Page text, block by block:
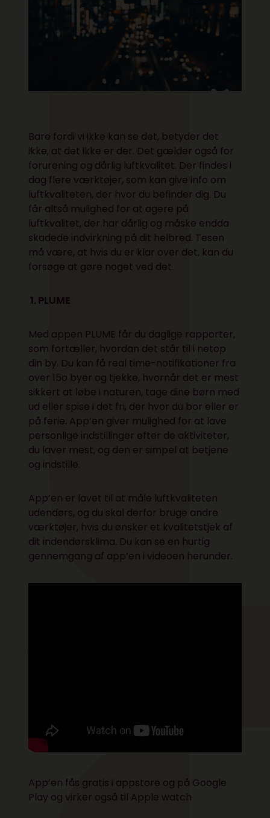
Bare fordi vi ikke kan se det, betyder det
ikke, at det ikke er der. Det gælder også for
forurening og dårlig luftkvalitet. Der findes i
dag flere værktøjer, som kan give info om
luftkvaliteten, der hvor du befinder dig. Du
får altså mulighed for at agere på
luftkvalitet, der har dårlig og måske endda
skadede indvirkning på dit helbred. Tesen
må være, at hvis du er klar over det, kan du
forsøge at gøre noget ved det.
1. PLUME
Med appen PLUME får du daglige rapporter,
som fortæller, hvordan det står til i netop
din by. Du kan få real time-notifikationer fra
over 15o byer og tjekke, hvornår det er mest
sikkert at løbe i naturen, tage dine børn med
ud eller spise i det fri, der hvor du bor eller er
på ferie. App’en giver mulighed for at lave
personlige indstillinger efter de aktiviteter,
du laver mest, og den er simpel at betjene
og indstille.
App’en er lavet til at måle luftkvaliteten
udendørs, og du skal derfor bruge andre
værktøjer, hvis du ønsker et kvalitetstjek af
dit indendørsklima. Du kan se en hurtig
gennemgang af app’en i videoen herunder.
App’en fås gratis i appstore og på Google
Play og virker også til Apple watch